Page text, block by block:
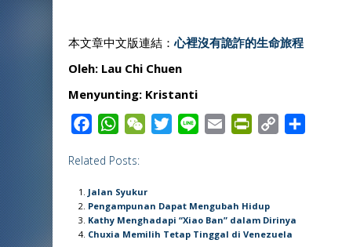
本文章中文版連結：心裡沒有詭詐的生命旅程
Oleh: Lau Chi Chuen
Menyunting: Kristanti
c
e
b
o
W
a
t
s
A
W
a
t
t
e
l
t
F
i
Related Posts:
Jalan Syukur
Pengampunan Dapat Mengubah Hidup
Kathy Menghadapi “Xiao Ban” dalam Dirinya
Chuxia Memilih Tetap Tinggal di Venezuela